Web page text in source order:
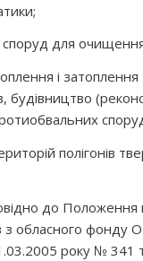
для
і затоплення
будівництво
полігонів
до Положення
з обласного фонду
року № 341